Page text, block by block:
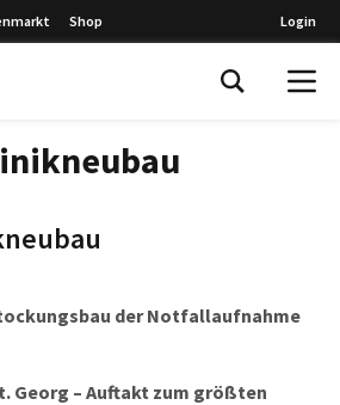
Shop Login
der Notfallaufnahme
Georg – Auftakt zum größten